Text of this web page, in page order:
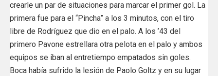
crearle un par de situaciones para marcar el primer gol. La
primera fue para el “Pincha” a los 3 minutos, con el tiro
libre de Rodríguez que dio en el palo. A los ’43 del
primero Pavone estrellara otra pelota en el palo y ambos
equipos se iban al entretiempo empatados sin goles.
Boca había sufrido la lesión de Paolo Goltz y en su lugar